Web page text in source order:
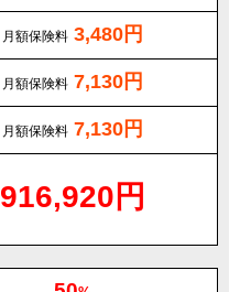
月額保険料 3,480円
月額保険料 7,130円
月額保険料 7,130円
916,920円